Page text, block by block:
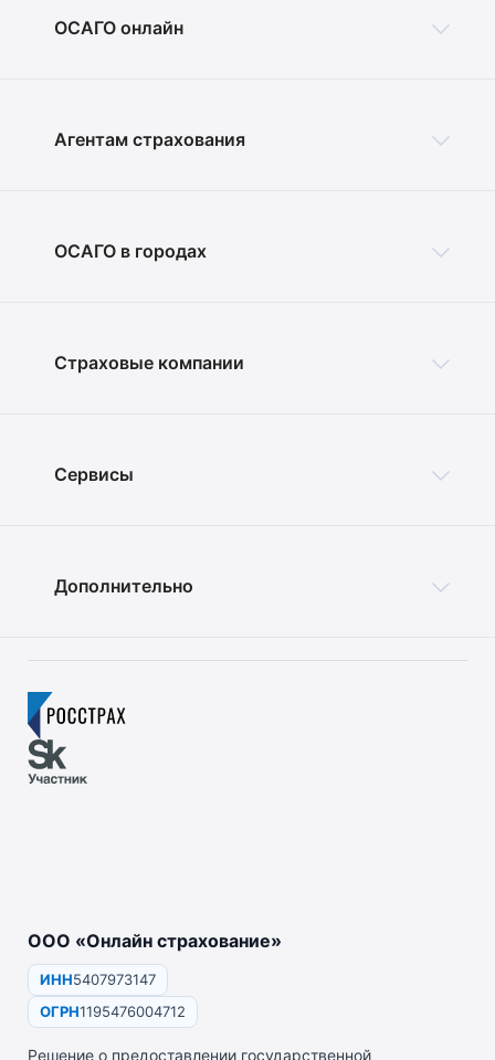
ОСАГО онлайн
Агентам страхования
ОСАГО в городах
Страховые компании
Сервисы
Дополнительно
ООО «Онлайн страхование»
ИНН5407973147
ОГРН1195476004712
Решение о предоставлении государственной